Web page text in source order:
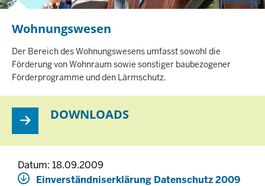
I
H
A
T
Wohnungswesen
Der Bereich des Wohnungswesens umfasst sowohl die
Förderung von Wohnraum sowie sonstiger baubezogener
Förderprogramme und den Lärmschutz.
DOWNLOADS
Datum: 18.09.2009
Einverständniserklärung Datenschutz 2009